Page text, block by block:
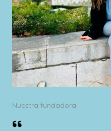
Nuestra fundadora